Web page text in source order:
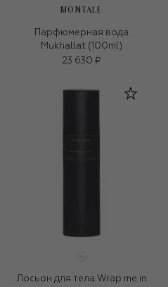
MONTALE
Парфюмерная вода
Mukhallat (100ml)
23 630 ₽
Лосьон для тела Wrap me in